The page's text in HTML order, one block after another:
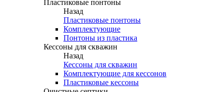
Пластиковые понтоны
Назад
Пластиковые понтоны
Комплектующие
Понтоны из пластика
Кессоны для скважин
Назад
Кессоны для скважин
Комплектующие для кессонов
Пластиковые кессоны